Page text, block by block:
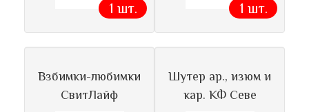
1 шт. 1 шт.
Взбимки-любимки
СвитЛайф
Шутер ар., изюм и
кар. КФ Севе